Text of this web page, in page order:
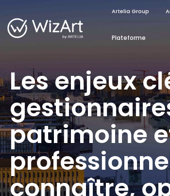
Artelia Group
Plateforme
Les enjeux
patrimoine
connaître,